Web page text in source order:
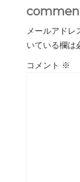
メールアドレ
いている欄は
コメント ※